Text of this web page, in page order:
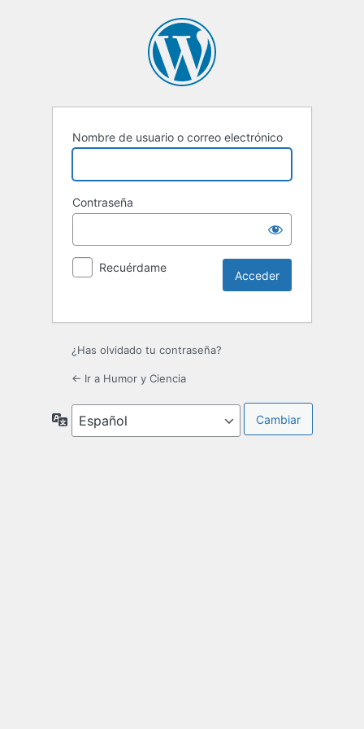
Nombre de usuario o correo electrónico
Contraseña
Recuérdame
¿Has olvidado tu contraseña?
← Ir a Humor y Ciencia
Idioma